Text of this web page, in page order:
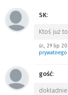
SK:
Ktoś już
śr., 29 lip
gość:
dokładnie